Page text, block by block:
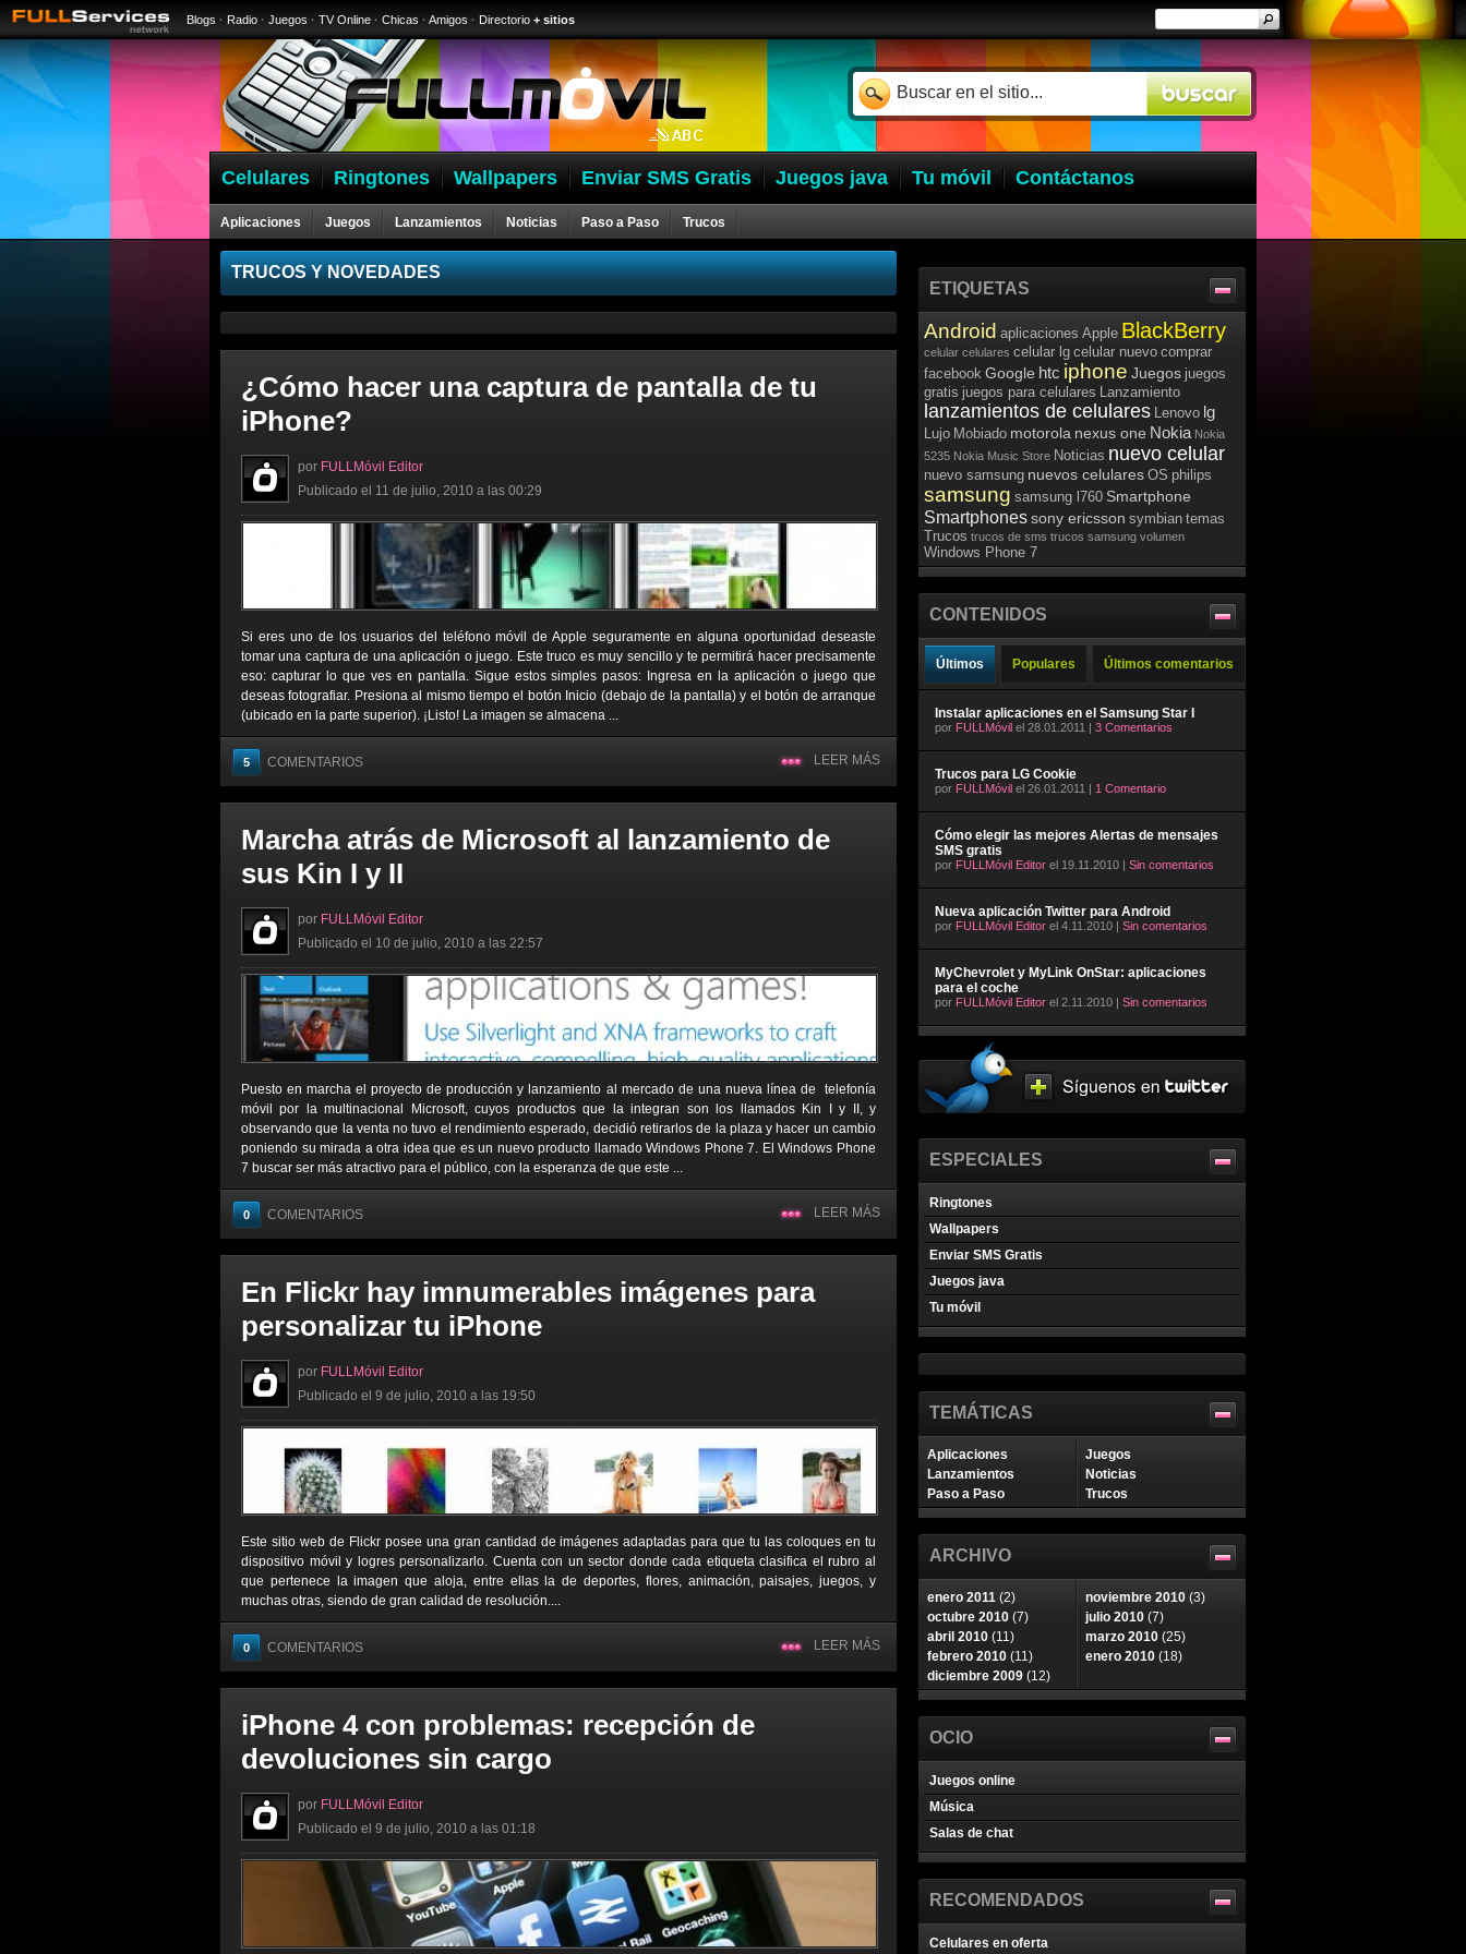
Blogs · Radio · Juegos · TV Online · Chicas · Amigos · Directorio + sitios
Celulares Ringtones Wallpapers Enviar SMS Gratis Juegos java Tu móvil Contáctanos
Aplicaciones Juegos Lanzamientos Noticias Paso a Paso Trucos
Celulares
TRUCOS Y NOVEDADES
¿Cómo hacer una captura de pantalla de tu
iPhone?
por FULLMóvil Editor
Publicado el 11 de julio, 2010 a las 00:29
Si eres uno de los usuarios del teléfono móvil de Apple seguramente en alguna oportunidad deseaste
tomar una captura de una aplicación o juego. Este truco es muy sencillo y te permitirá hacer precisamente
eso: capturar lo que ves en pantalla. Sigue estos simples pasos: Ingresa en la aplicación o juego que
deseas fotografiar. Presiona al mismo tiempo el botón Inicio (debajo de la pantalla) y el botón de arranque
(ubicado en la parte superior). ¡Listo! La imagen se almacena ...
5 COMENTARIOS LEER MÁS
Marcha atrás de Microsoft al lanzamiento de
sus Kin I y II
por FULLMóvil Editor
Publicado el 10 de julio, 2010 a las 22:57
Puesto en marcha el proyecto de producción y lanzamiento al mercado de una nueva línea de telefonía
móvil por la multinacional Microsoft, cuyos productos que la integran son los llamados Kin I y II, y
observando que la venta no tuvo el rendimiento esperado, decidió retirarlos de la plaza y hacer un cambio
poniendo su mirada a otra idea que es un nuevo producto llamado Windows Phone 7. El Windows Phone
7 buscar ser más atractivo para el público, con la esperanza de que este ...
0 COMENTARIOS LEER MÁS
En Flickr hay imnumerables imágenes para
personalizar tu iPhone
por FULLMóvil Editor
Publicado el 9 de julio, 2010 a las 19:50
Este sitio web de Flickr posee una gran cantidad de imágenes adaptadas para que tu las coloques en tu
dispositivo móvil y logres personalizarlo. Cuenta con un sector donde cada etiqueta clasifica el rubro al
que pertenece la imagen que aloja, entre ellas la de deportes, flores, animación, paisajes, juegos, y
muchas otras, siendo de gran calidad de resolución....
0 COMENTARIOS LEER MÁS
iPhone 4 con problemas: recepción de
devoluciones sin cargo
por FULLMóvil Editor
Publicado el 9 de julio, 2010 a las 01:18
ETIQUETAS
Android aplicaciones Apple BlackBerry
celular celulares celular lg celular nuevo comprar
facebook Google htc iphone Juegos juegos
gratis juegos para celulares Lanzamiento
lanzamientos de celulares Lenovo lg
Lujo Mobiado motorola nexus one Nokia Nokia
5235 Nokia Music Store Noticias nuevo celular
nuevo samsung nuevos celulares OS philips
samsung samsung l760 Smartphone
Smartphonessony ericsson symbian temas
Trucos trucos de sms trucos samsung volumen
Windows Phone 7
CONTENIDOS
Últimos Populares Últimos comentarios
Instalar aplicaciones en el Samsung Star I
por FULLMóvil el 28.01.2011 | 3 Comentarios
Trucos para LG Cookie
por FULLMóvil el 26.01.2011 | 1 Comentario
Cómo elegir las mejores Alertas de mensajes
SMS gratis
por FULLMóvil Editor el 19.11.2010 | Sin comentarios
Nueva aplicación Twitter para Android
por FULLMóvil Editor el 4.11.2010 | Sin comentarios
MyChevrolet y MyLink OnStar: aplicaciones
para el coche
por FULLMóvil Editor el 2.11.2010 | Sin comentarios
ESPECIALES
Ringtones
Wallpapers
Enviar SMS Gratis
Juegos java
Tu móvil
TEMÁTICAS
Aplicaciones
Juegos
Lanzamientos
Noticias
Paso a Paso
Trucos
ARCHIVO
enero 2011 (2) noviembre 2010 (3)
octubre 2010 (7) julio 2010 (7)
abril 2010 (11) marzo 2010 (25)
febrero 2010 (11) enero 2010 (18)
diciembre 2009 (12)
OCIO
Juegos online
Música
Salas de chat
RECOMENDADOS
Celulares en oferta